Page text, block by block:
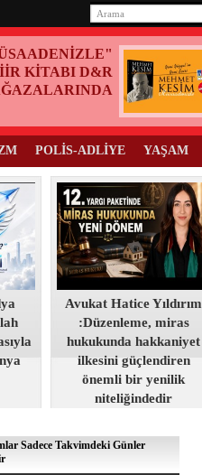
KİTABI D&R
POLİS-ADLİYE YAŞAM
Avukat Hatice Yıldırım
:Düzenleme, miras
hukukunda hakkaniyet
ilkesini güçlendiren
önemli bir yenilik
niteliğindedir
Sadece Takvimdeki Günler